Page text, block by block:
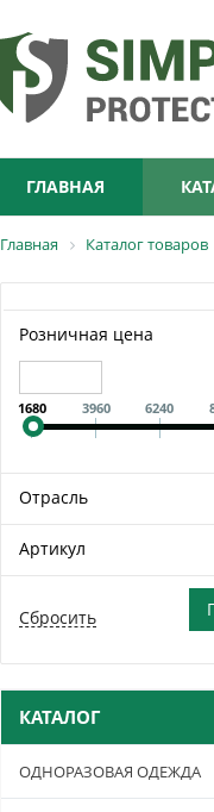
ГЛАВНАЯ
Главная Каталог товаров
Розничная цена
1680 3960 6240
Отрасль
Артикул
КАТАЛОГ
ОДНОРАЗОВАЯ ОДЕЖДА